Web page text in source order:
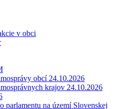
v obci
obcí 24.10.2026
krajov 24.10.2026
parlamentu na území Slovenskej